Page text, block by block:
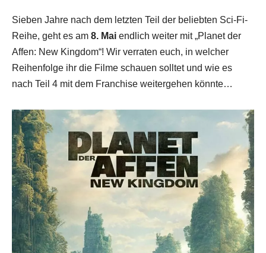
Sieben Jahre nach dem letzten Teil der beliebten Sci-Fi-
Reihe, geht es am 8. Mai endlich weiter mit „Planet der
Affen: New Kingdom“! Wir verraten euch, in welcher
Reihenfolge ihr die Filme schauen solltet und wie es
nach Teil 4 mit dem Franchise weitergehen könnte…